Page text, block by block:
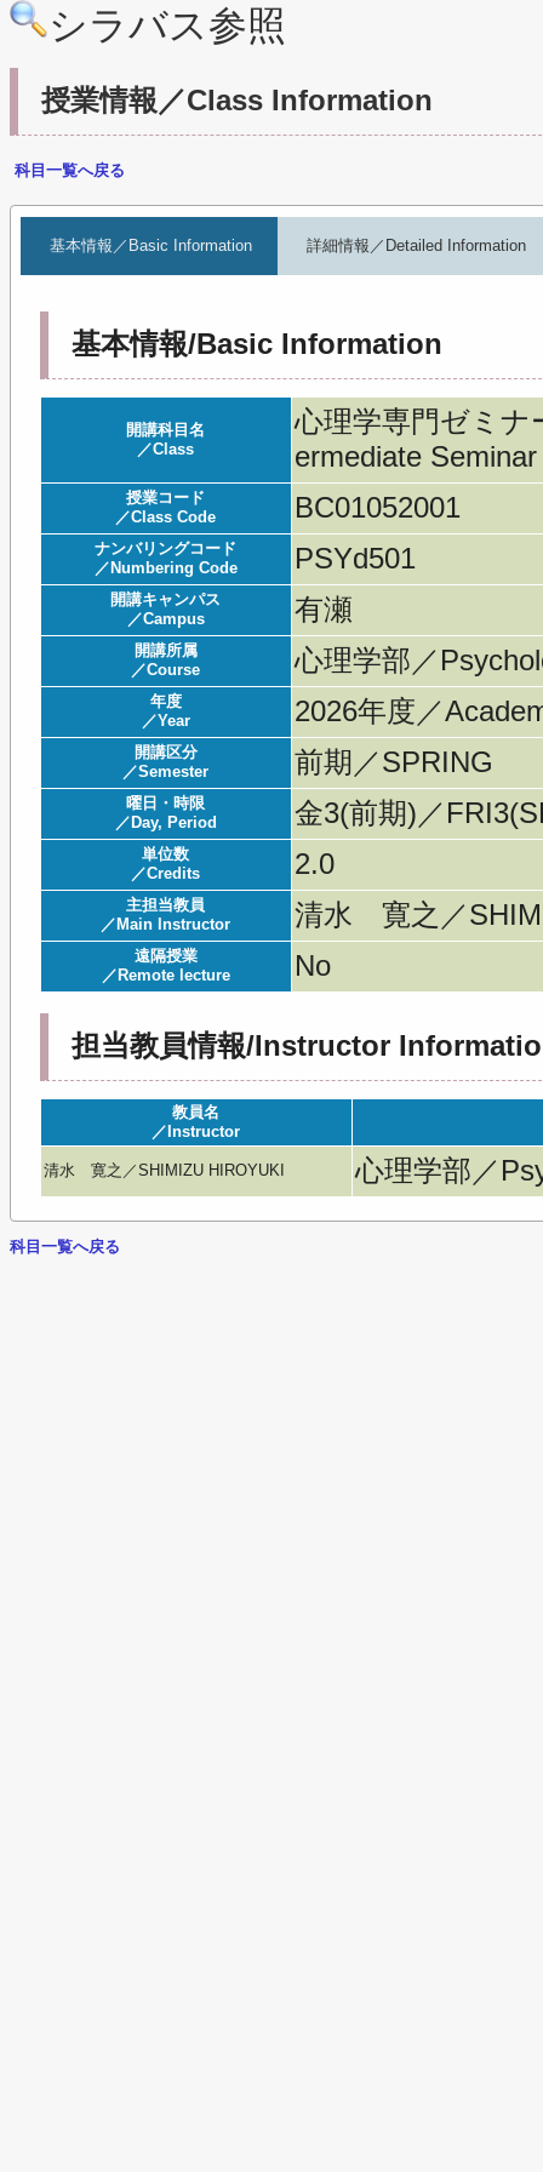
シラバス参照
授業情報／Class Information
科目一覧へ戻る
基本情報／Basic Information 詳細情報／Detailed Information
基本情報/Basic Information
開講科目名
／Class
心理学専門ゼミナ
ermediate
授業コード
／Class Code
BC01052001
ナンバリングコード
／Numbering Code
PSYd501
開講キャンパス
／Campus
有瀬
開講所属
／Course
心理学部／
年度
／Year
2026年度／
開講区分
／Semester
前期／SPRING
曜日・時限
／Day, Period
金3(前期)／
単位数
／Credits
2.0
主担当教員
／Main Instructor
清水 寛之／
遠隔授業
／Remote lecture
No
担当教員情報/Instructor
教員名
／Instructor
清水 寛之／SHIMIZU HIROYUKI 心理学部／
科目一覧へ戻る